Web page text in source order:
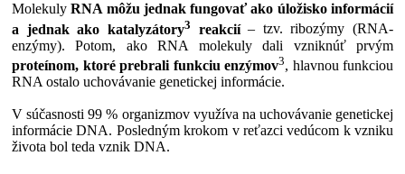
MolekulyRNA môžu jednak fungovať ako úložisko informácií
a jednak ako katalyzátory3 reakcií– tzv. ribozýmy (RNA-
enzýmy). Potom, ako RNA molekuly dali vzniknúť prvým
proteínom, ktoré prebrali funkciu enzýmov3, hlavnou funkciou
RNA ostalo uchovávanie genetickej informácie.
V súčasnosti 99 % organizmov využíva na uchovávanie genetickej
informácie DNA. Posledným krokom v reťazci vedúcom k vzniku
života bol teda vznik DNA.